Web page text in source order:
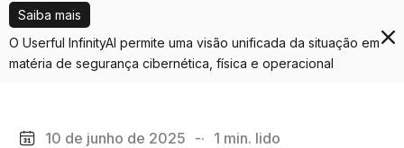
Saiba mais
O Userful InfinityAI permite uma visão unificada da situação em
matéria de segurança cibernética, física e operacional
10 de junho de 2025 -· 1 min. lido